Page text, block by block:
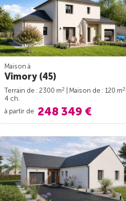
Maison à
Vimory (45)
Terrain de : 2300 m2 | Maison de : 120 m2
4 ch.
à partir de 248 349 €